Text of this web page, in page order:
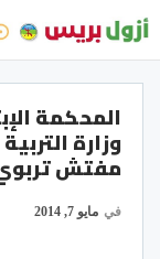
المحكمة
وزارة
مفتش
في مايو 7, 2014